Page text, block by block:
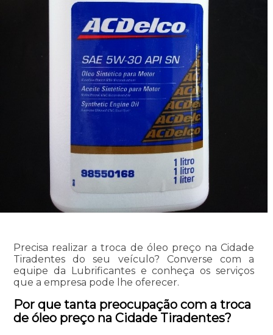
Precisa realizar a troca de óleo preço na Cidade
Tiradentes do seu veículo? Converse com a
equipe da Lubrificantes e conheça os serviços
que a empresa pode lhe oferecer.
Por que tanta preocupação com a troca
de óleo preço na Cidade Tiradentes?